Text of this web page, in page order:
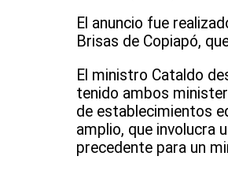
El anuncio fue
Brisas de Copiapó,
El ministro Cataldo
tenido ambos
de establecimientos
amplio, que involucra
precedente para un